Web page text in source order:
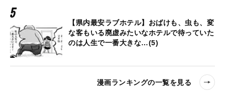
【県内最安ラブホテル】おばけも、虫も、変
な客もいる廃虚みたいなホテルで待っていた
のは人生で一番大きな…(5)
漫画ランキングの一覧を見る